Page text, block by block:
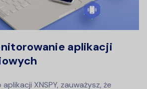
aplikacji
XNSPY, zauważysz, że